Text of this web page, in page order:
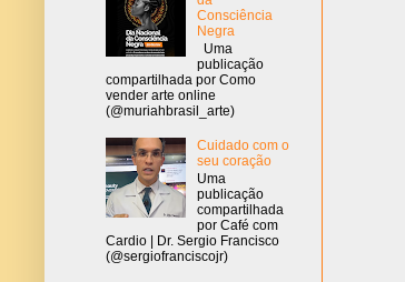
Consciência
Negra
Uma
publicação
compartilhada por Como
vender arte online
(@muriahbrasil_arte)
Cuidado com o
seu coração
Uma
publicação
compartilhada
por Café com
Cardio | Dr. Sergio Francisco
(@sergiofranciscojr)